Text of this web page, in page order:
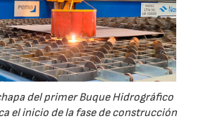
del primer Buque Hidrográfico
el inicio de la fase de construcción